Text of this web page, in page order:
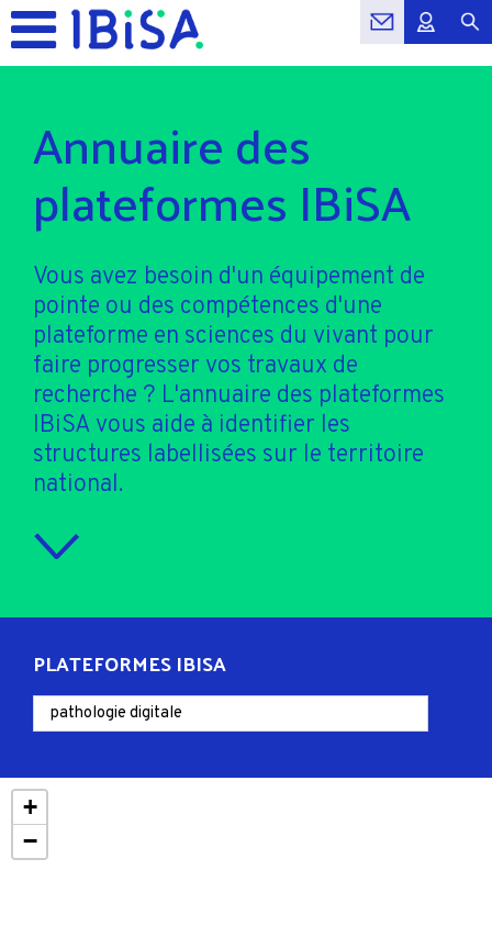
Annuaire des
plateformes IBiSA
Vous avez besoin d'un équipement de
pointe ou des compétences d'une
plateforme en sciences du vivant pour
faire progresser vos travaux de
recherche ? L'annuaire des plateformes
IBiSA vous aide à identifier les
structures labellisées sur le territoire
national.
PLATEFORMES IBISA
+
−